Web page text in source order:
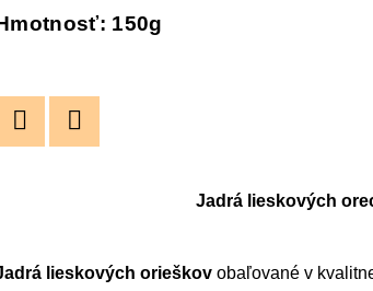
150g
Jadrá
lieskových orieškov obaľované v